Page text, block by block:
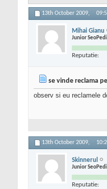
13th October 2009,
Mihai Gianu
Junior
Reputatie:
se vinde reclama
observ si eu reclamele
13th October 2009,
Skinnerul
Junior
Reputatie: